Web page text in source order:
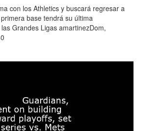
con los Athletics y buscará regresar a
base tendrá su última
Grandes Ligas amartinezDom,